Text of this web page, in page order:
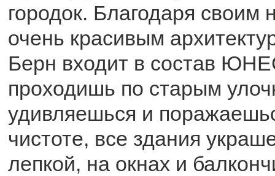
городок. Благодаря
очень красивым
Берн входит в состав
проходишь по старым
удивляешься и
чистоте, все здания
лепкой, на окнах и